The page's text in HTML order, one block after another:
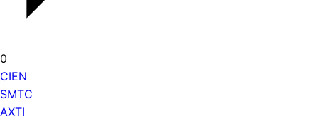
0
CIEN
SMTC
AXTI